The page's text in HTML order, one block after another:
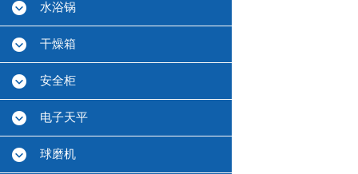
水浴锅
干燥箱
安全柜
电子天平
球磨机